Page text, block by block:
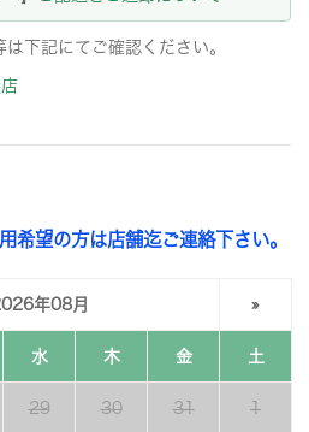
下記にてご確認ください。
希望の方は店舗迄ご連絡下さい。
年08月 »
水 木 金 土
29 30 31 1